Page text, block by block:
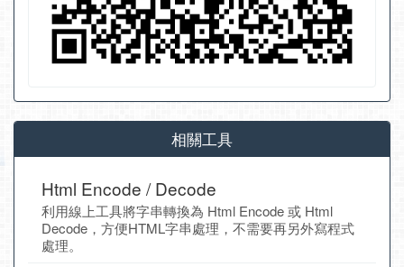
相關工具
Html Encode / Decode
利用線上工具將字串轉換為 Html Encode 或 Html
Decode，方便HTML字串處理，不需要再另外寫程式
處理。